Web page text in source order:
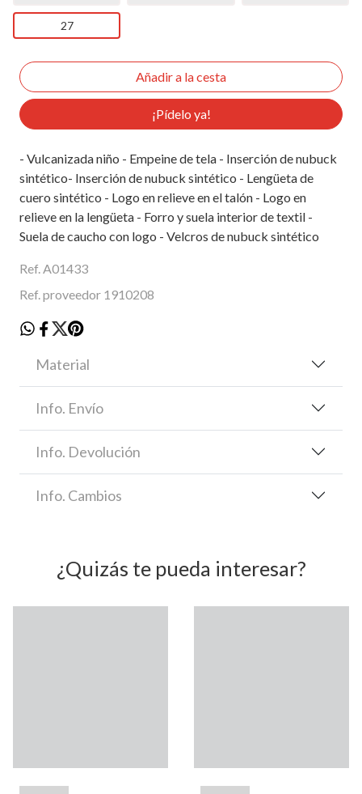
27
¡Pídelo ya!
- Vulcanizada niño - Empeine de tela - Inserción de nubuck
sintético- Inserción de nubuck sintético - Lengüeta de
cuero sintético - Logo en relieve en el talón - Logo en
relieve en la lengüeta - Forro y suela interior de textil -
Suela de caucho con logo - Velcros de nubuck sintético
Ref. A01433
Ref. proveedor 1910208
Material
Info. Envío
Info. Devolución
Info. Cambios
¿Quizás te pueda interesar?